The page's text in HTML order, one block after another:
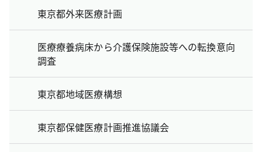
東京都外来医療計画
医療療養病床から介護保険施設等への転換意向
調査
東京都地域医療構想
東京都保健医療計画推進協議会